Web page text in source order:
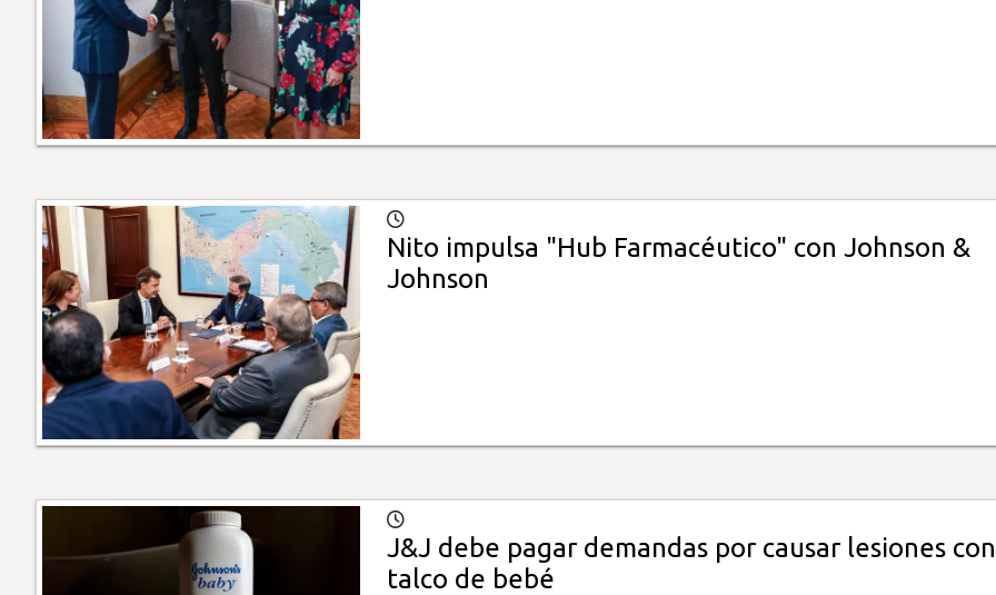
Nito impulsa "Hub Farmacéutico" con Johnson &
Johnson
J&J debe pagar demandas por causar lesiones
talco de bebé